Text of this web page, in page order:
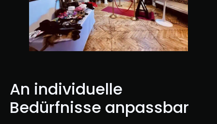
An individuelle
Bedürfnisse anpassbar